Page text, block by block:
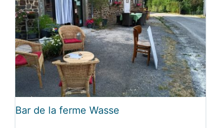
Bar de la ferme Wasse